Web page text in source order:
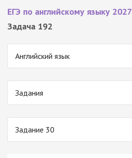
ЕГЭ по английскому языку 2027
Задача 192
Английский язык
Задания
Задание 30